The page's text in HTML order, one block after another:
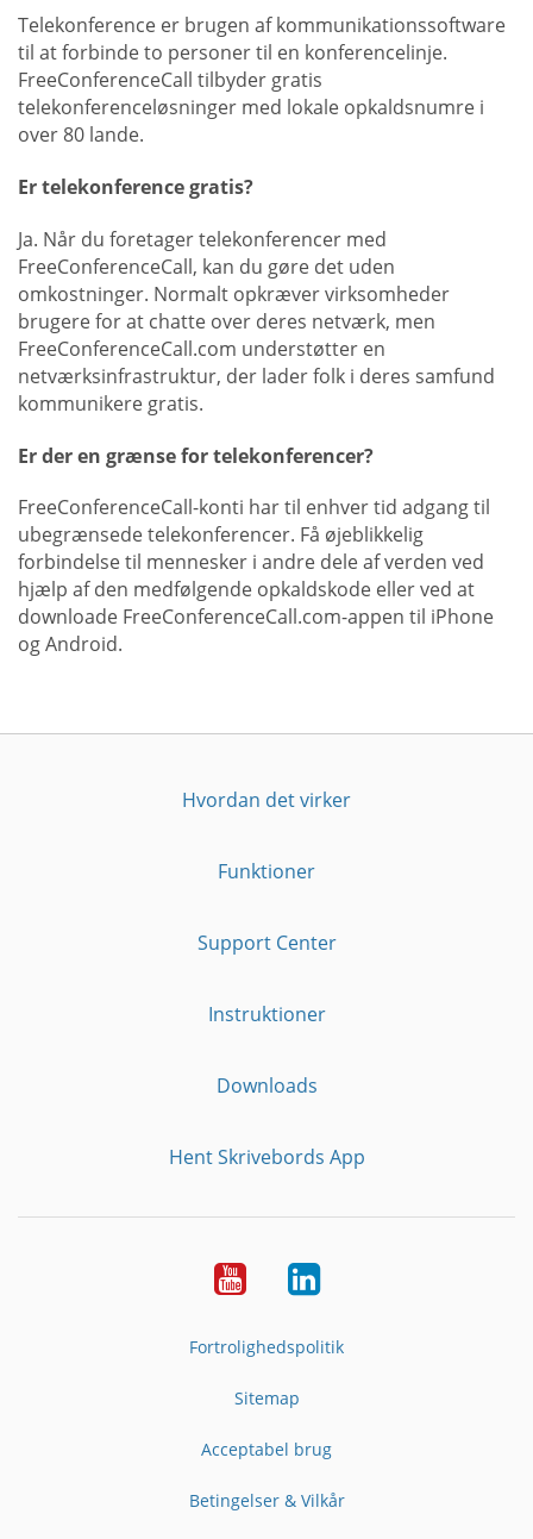
Telekonference er brugen af kommunikationssoftware
til at forbinde to personer til en konferencelinje.
FreeConferenceCall tilbyder gratis
telekonferenceløsninger med lokale opkaldsnumre i
over 80 lande.
Er telekonference gratis?
Ja. Når du foretager telekonferencer med
FreeConferenceCall, kan du gøre det uden
omkostninger. Normalt opkræver virksomheder
brugere for at chatte over deres netværk, men
FreeConferenceCall.com understøtter en
netværksinfrastruktur, der lader folk i deres samfund
kommunikere gratis.
Er der en grænse for telekonferencer?
FreeConferenceCall-konti har til enhver tid adgang til
ubegrænsede telekonferencer. Få øjeblikkelig
forbindelse til mennesker i andre dele af verden ved
hjælp af den medfølgende opkaldskode eller ved at
downloade FreeConferenceCall.com-appen til iPhone
og Android.
Hvordan det virker
Funktioner
Support Center
Instruktioner
Downloads
Hent Skrivebords App
YouTubeLinkedIn
Fortrolighedspolitik
Sitemap
Acceptabel brug
Betingelser & Vilkår